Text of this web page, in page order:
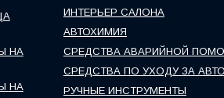
НА
НА
ИНТЕРЬЕР САЛОНА
АВТОХИМИЯ
СРЕДСТВА АВАРИЙНОЙ
СРЕДСТВА ПО УХОДУ ЗА АВТО
РУЧНЫЕ ИНСТРУМЕНТЫ